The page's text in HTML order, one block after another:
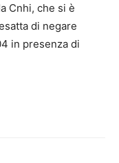
Cnhi, che si è
di negare
in presenza di